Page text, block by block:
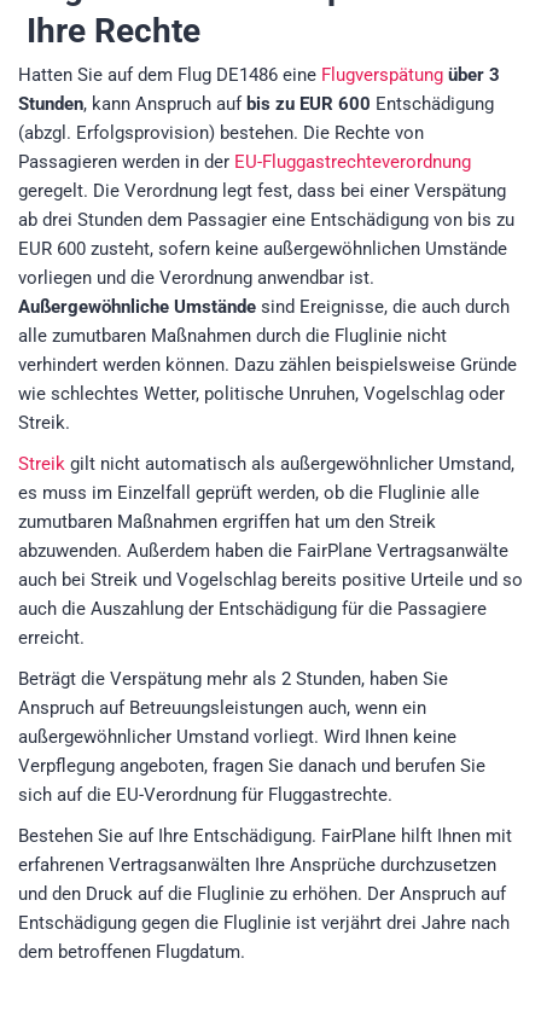
Ihre Rechte
Hatten Sie auf dem Flug DE1486 eine Flugverspätung über 3
Stunden, kann Anspruch auf bis zu EUR 600 Entschädigung
(abzgl. Erfolgsprovision) bestehen. Die Rechte von
Passagieren werden in der EU-Fluggastrechteverordnung
geregelt. Die Verordnung legt fest, dass bei einer Verspätung
ab drei Stunden dem Passagier eine Entschädigung von bis zu
EUR 600 zusteht, sofern keine außergewöhnlichen Umstände
vorliegen und die Verordnung anwendbar ist.
Außergewöhnliche Umstände sind Ereignisse, die auch durch
alle zumutbaren Maßnahmen durch die Fluglinie nicht
verhindert werden können. Dazu zählen beispielsweise Gründe
wie schlechtes Wetter, politische Unruhen, Vogelschlag oder
Streik.
Streik gilt nicht automatisch als außergewöhnlicher Umstand,
es muss im Einzelfall geprüft werden, ob die Fluglinie alle
zumutbaren Maßnahmen ergriffen hat um den Streik
abzuwenden. Außerdem haben die FairPlane Vertragsanwälte
auch bei Streik und Vogelschlag bereits positive Urteile und so
auch die Auszahlung der Entschädigung für die Passagiere
erreicht.
Beträgt die Verspätung mehr als 2 Stunden, haben Sie
Anspruch auf Betreuungsleistungen auch, wenn ein
außergewöhnlicher Umstand vorliegt. Wird Ihnen keine
Verpflegung angeboten, fragen Sie danach und berufen Sie
sich auf die EU-Verordnung für Fluggastrechte.
Bestehen Sie auf Ihre Entschädigung. FairPlane hilft Ihnen mit
erfahrenen Vertragsanwälten Ihre Ansprüche durchzusetzen
und den Druck auf die Fluglinie zu erhöhen. Der Anspruch auf
Entschädigung gegen die Fluglinie ist verjährt drei Jahre nach
dem betroffenen Flugdatum.